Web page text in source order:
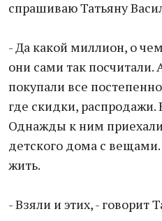
спрашиваю Татьяну
- Да какой миллион, о
они сами так
покупали все
где скидки, распродажи.
Однажды к ним
детского дома с
жить.
- Взяли и этих, - говорит